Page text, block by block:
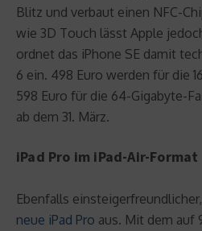
Blitz und verbaut einen NFC-
wie 3D Touch lässt Apple
ordnet das iPhone SE damit
6 ein. 498 Euro werden für die
598 Euro für die 64-Gigabyte-
ab dem 31. März.
iPad Pro im iPad-Air-Format
Ebenfalls
neue iPad Pro aus. Mit dem auf